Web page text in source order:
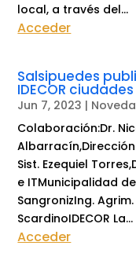
local, a través del...
Acceder
Salsipuedes
IDECOR ciudades
Jun 7, 2023 |
Colaboración:Dr.
Sist. Ezequiel
e ITMunicipalidad
SangronizIng.
ScardinoIDECOR La...
Acceder